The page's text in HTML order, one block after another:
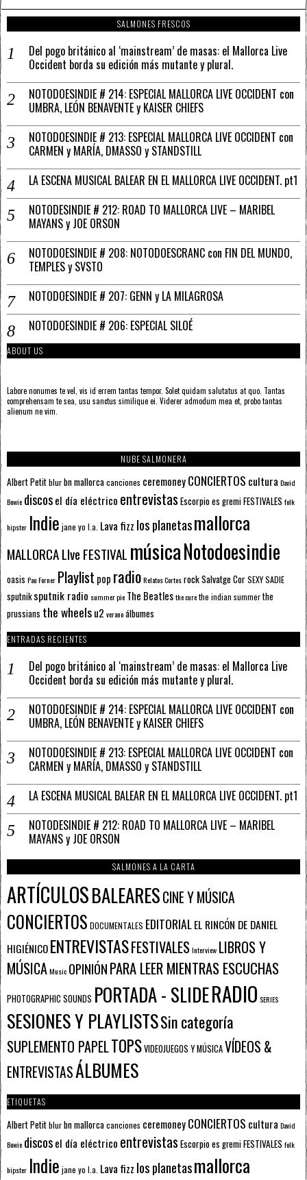
SALMONES FRESCOS
Del pogo británico al ‘mainstream’ de masas: el Mallorca Live
Occident borda su edición más mutante y plural.
NOTODOESINDIE # 214: ESPECIAL MALLORCA LIVE OCCIDENT con
UMBRA, LEÓN BENAVENTE y KAISER CHIEFS
NOTODOESINDIE # 213: ESPECIAL MALLORCA LIVE OCCIDENT con
CARMEN y MARÍA, DMASSO y STANDSTILL
LA ESCENA MUSICAL BALEAR EN EL MALLORCA LIVE OCCIDENT. pt1
NOTODESINDIE # 212: ROAD TO MALLORCA LIVE – MARIBEL
MAYANS y JOE ORSON
NOTODOESINDIE # 208: NOTODOESCRANC con FIN DEL MUNDO,
TEMPLES y SVSTO
NOTODOESINDIE # 207: GENN y LA MILAGROSA
NOTODOESINDIE # 206: ESPECIAL SILOÉ
ABOUT US
Labore nonumes te vel, vis id errem tantas tempor. Solet quidam salutatus at quo. Tantas
comprehensam te sea, usu sanctus similique ei. Viderer admodum mea et, probo tantas
alienum ne vim.
NUBE SALMONERA
Albert Petitblurbn mallorcacanciones ceremoneyCONCIERTOS cultura David
Bowie discosel día eléctrico entrevistas Escorpioes gremiFESTIVALES folk
hipster Indie jane yo l.a. Lava fizz los planetasmallorca
MALLORCA LIve FESTIVAL músicaNotodoesindie
oasis Pau Forner Playlist pop radioRelatos CortosrockSalvatge CorSEXY SADIE
sputnik sputnik radio summer pie The Beatlesthe curethe indian summerthe
prussians the wheelsu2 veranoálbumes
ENTRADAS RECIENTES
Del pogo británico al ‘mainstream’ de masas: el Mallorca Live
Occident borda su edición más mutante y plural.
NOTODOESINDIE # 214: ESPECIAL MALLORCA LIVE OCCIDENT con
UMBRA, LEÓN BENAVENTE y KAISER CHIEFS
NOTODOESINDIE # 213: ESPECIAL MALLORCA LIVE OCCIDENT con
CARMEN y MARÍA, DMASSO y STANDSTILL
LA ESCENA MUSICAL BALEAR EN EL MALLORCA LIVE OCCIDENT. pt1
NOTODESINDIE # 212: ROAD TO MALLORCA LIVE – MARIBEL
MAYANS y JOE ORSON
SALMONES A LA CARTA
ARTÍCULOSBALEARESCINE Y MÚSICA
CONCIERTOS DOCUMENTALES EDITORIALEL RINCÓN DE DANIEL
HIGIÉNICOENTREVISTASFESTIVALESInterview LIBROS Y
MÚSICAMusic OPINIÓNPARA LEER MIENTRAS ESCUCHAS
PHOTOGRAPHIC SOUNDS PORTADA - SLIDERADIO SERIES
SESIONES Y PLAYLISTSSin categoría
SUPLEMENTO PAPELTOPSVIDEOJUEGOS Y MÚSICAVÍDEOS &
ENTREVISTASÁLBUMES
ETIQUETAS
Albert Petitblurbn mallorcacanciones ceremoneyCONCIERTOS cultura David
Bowie discosel día eléctrico entrevistas Escorpioes gremiFESTIVALES folk
hipster Indie jane yo l.a. Lava fizz los planetasmallorca